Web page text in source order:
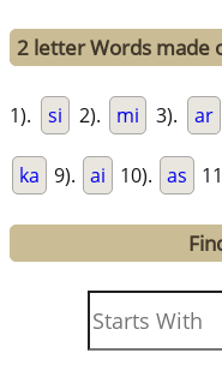
2 letter Words made
1). si 2). mi 3). ar
ka 9). ai 10). as